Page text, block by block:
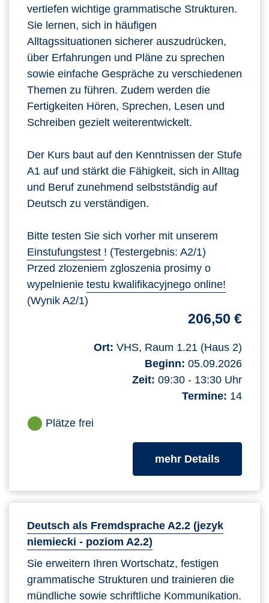
vertiefen wichtige grammatische Strukturen.
Sie lernen, sich in häufigen
Alltagssituationen sicherer auszudrücken,
über Erfahrungen und Pläne zu sprechen
sowie einfache Gespräche zu verschiedenen
Themen zu führen. Zudem werden die
Fertigkeiten Hören, Sprechen, Lesen und
Schreiben gezielt weiterentwickelt.
Der Kurs baut auf den Kenntnissen der Stufe
A1 auf und stärkt die Fähigkeit, sich in Alltag
und Beruf zunehmend selbstständig auf
Deutsch zu verständigen.
Bitte testen Sie sich vorher mit unserem
Einstufungstest ! (Testergebnis: A2/1)
Przed zlozeniem zgloszenia prosimy o
wypelnienie testu kwalifikacyjnego online!
(Wynik A2/1)
206,50 €
Ort: VHS, Raum 1.21 (Haus 2)
Beginn: 05.09.2026
Zeit: 09:30 - 13:30 Uhr
Termine: 14
Plätze frei
mehr Detailszum
Deutsch als Fremdsprache A2.2 (jezyk
niemiecki - poziom A2.2)
Sie erweitern Ihren Wortschatz, festigen
grammatische Strukturen und trainieren die
mündliche sowie schriftliche Kommunikation.